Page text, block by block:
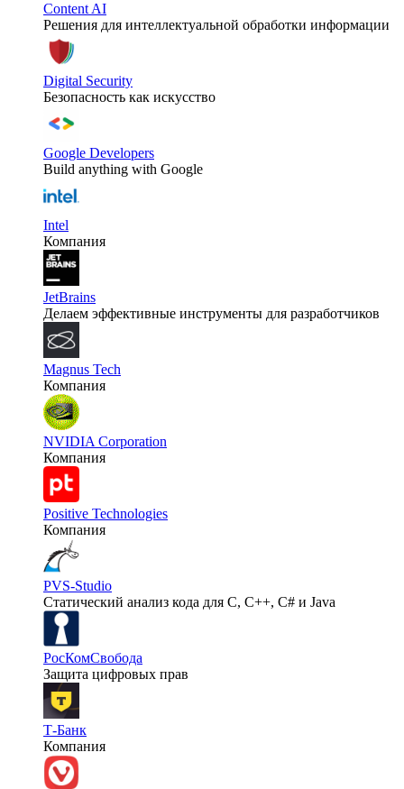
Content AI
Решения для интеллектуальной обработки информации
Digital Security
Безопасность как искусство
Google Developers
Build anything with Google
Intel
Компания
JetBrains
Делаем эффективные инструменты для разработчиков
Magnus Tech
Компания
NVIDIA Corporation
Компания
Positive Technologies
Компания
PVS-Studio
Статический анализ кода для C, C++, C# и Java
РосКомСвобода
Защита цифровых прав
Т-Банк
Компания